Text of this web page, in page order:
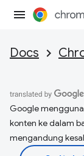
Docs
Google
konten ke dalam
mengandung